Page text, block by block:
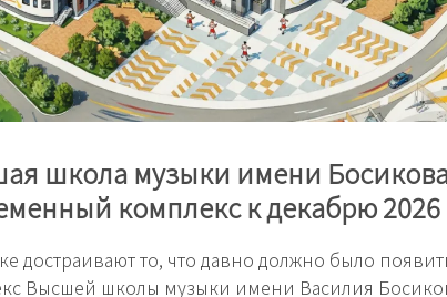
школа музыки имени
комплекс к декабрю 2026
достраивают то, что давно должно было
Высшей школы музыки имени Василия